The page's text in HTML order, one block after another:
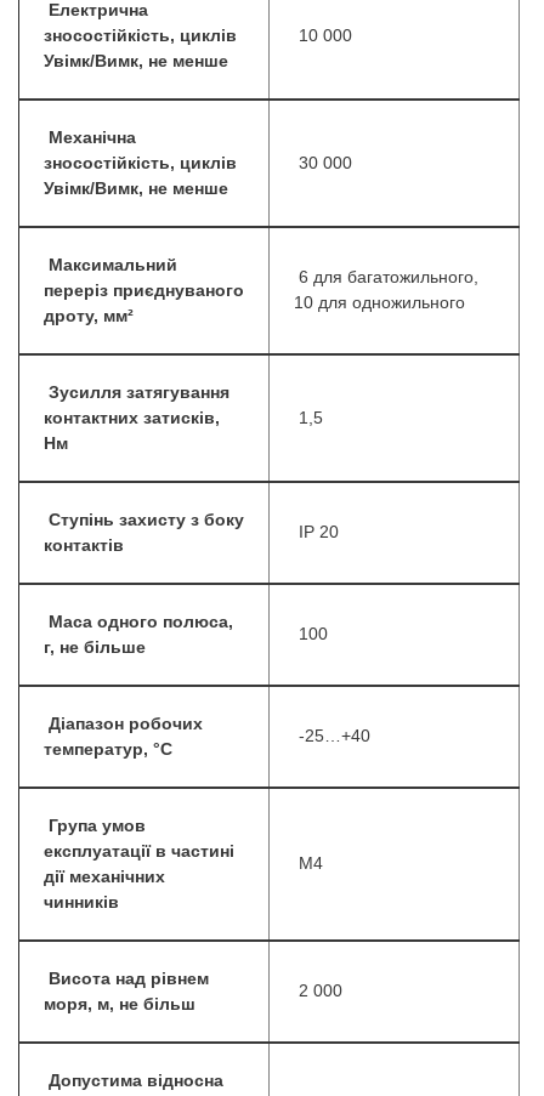
Електрична
зносостійкість, циклів
Увімк/Вимк, не менше
10 000
Механічна
зносостійкість, циклів
Увімк/Вимк, не менше
30 000
Максимальний
переріз приєднуваного
дроту, мм²
6 для багатожильного,
10 для одножильного
Зусилля затягування
контактних затисків,
Нм
1,5
Ступінь захисту з боку
контактів
IP 20
Маса одного полюса,
г, не більше
100
Діапазон робочих
температур, °С
-25…+40
Група умов
експлуатації в частині
дії механічних
чинників
М4
Висота над рівнем
моря, м, не більш
2 000
Допустима відносна